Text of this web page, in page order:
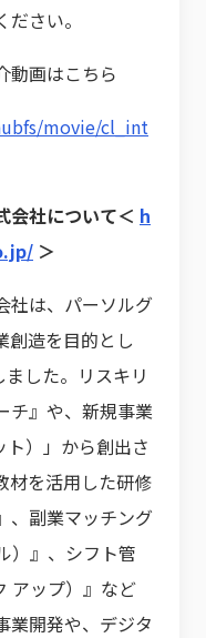
さい。
動画はこちら
movie/cl_int
会社について＜ h
＞
社は、パーソルグ
創造を目的とし
した。リスキリ
チ』や、新規事業
）」から創出さ
材を活用した研修
、副業マッチング
）』、シフト管
アップ）』など
業開発や、デジタ